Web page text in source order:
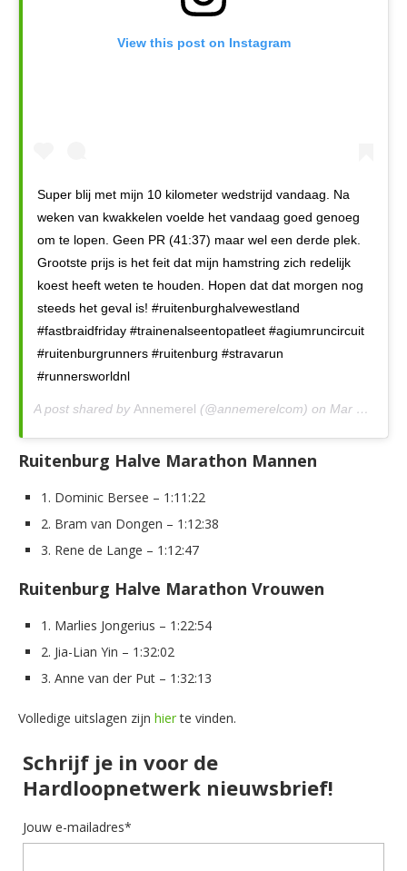
View this post on Instagram
Super blij met mijn 10 kilometer wedstrijd vandaag. Na
weken van kwakkelen voelde het vandaag goed genoeg
om te lopen. Geen PR (41:37) maar wel een derde plek.
Grootste prijs is het feit dat mijn hamstring zich redelijk
koest heeft weten te houden. Hopen dat dat morgen nog
steeds het geval is! #ruitenburghalvewestland
#fastbraidfriday #trainenalseentopatleet #agiumruncircuit
#ruitenburgrunners #ruitenburg #stravarun
#runnersworldnl
A post shared by Annemerel (@annemerelcom) on Mar 23, 2019 at 9:05am PDT
Ruitenburg Halve Marathon Mannen
1. Dominic Bersee – 1:11:22
2. Bram van Dongen – 1:12:38
3. Rene de Lange – 1:12:47
Ruitenburg Halve Marathon Vrouwen
1. Marlies Jongerius – 1:22:54
2. Jia-Lian Yin – 1:32:02
3. Anne van der Put – 1:32:13
Volledige uitslagen zijn hierte vinden.
Schrijf je in voor de
Hardloopnetwerk nieuwsbrief!
Jouw e-mailadres*